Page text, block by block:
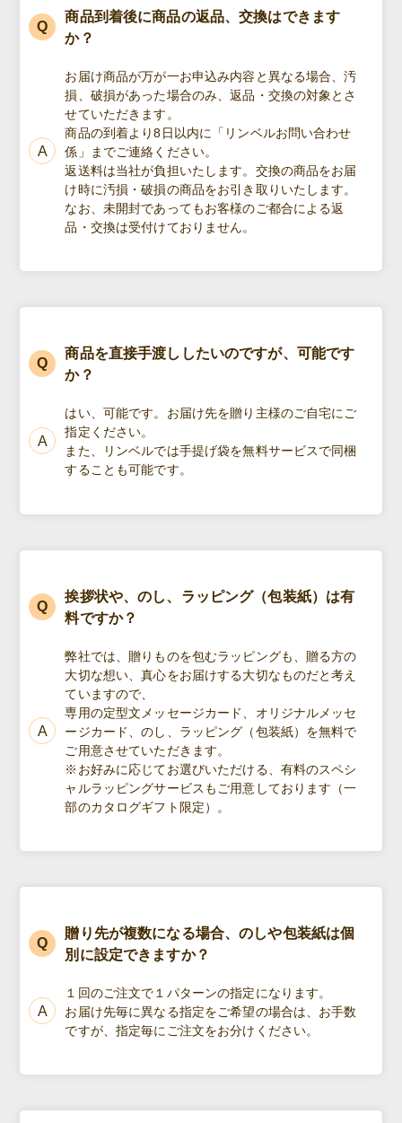
商品到着後に商品の返品、交換はできます
か？
お届け商品が万が一お申込み内容と異なる場合、汚
損、破損があった場合のみ、返品・交換の対象とさ
せていただきます。
商品の到着より8日以内に「リンベルお問い合わせ
係」までご連絡ください。
返送料は当社が負担いたします。交換の商品をお届
け時に汚損・破損の商品をお引き取りいたします。
なお、未開封であってもお客様のご都合による返
品・交換は受付けておりません。
商品を直接手渡ししたいのですが、可能です
か？
はい、可能です。お届け先を贈り主様のご自宅にご
指定ください。
また、リンベルでは手提げ袋を無料サービスで同梱
することも可能です。
挨拶状や、のし、ラッピング（包装紙）は有
料ですか？
弊社では、贈りものを包むラッピングも、贈る方の
大切な想い、真心をお届けする大切なものだと考え
ていますので、
専用の定型文メッセージカード、オリジナルメッセ
ージカード、のし、ラッピング（包装紙）を無料で
ご用意させていただきます。
※お好みに応じてお選びいただける、有料のスペシ
ャルラッピングサービスもご用意しております（一
部のカタログギフト限定）。
贈り先が複数になる場合、のしや包装紙は個
別に設定できますか？
１回のご注文で１パターンの指定になります。
お届け先毎に異なる指定をご希望の場合は、お手数
ですが、指定毎にご注文をお分けください。